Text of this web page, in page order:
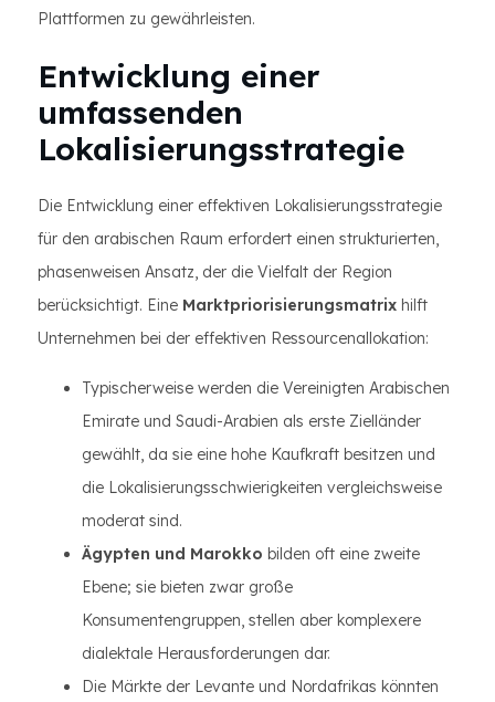
Plattformen zu gewährleisten.
Entwicklung einer
umfassenden
Lokalisierungsstrategie
Die Entwicklung einer effektiven Lokalisierungsstrategie
für den arabischen Raum erfordert einen strukturierten,
phasenweisen Ansatz, der die Vielfalt der Region
berücksichtigt. Eine Marktpriorisierungsmatrix hilft
Unternehmen bei der effektiven Ressourcenallokation:
Typischerweise werden die Vereinigten Arabischen
Emirate und Saudi-Arabien als erste Zielländer
gewählt, da sie eine hohe Kaufkraft besitzen und
die Lokalisierungsschwierigkeiten vergleichsweise
moderat sind.
Ägypten und Marokko bilden oft eine zweite
Ebene; sie bieten zwar große
Konsumentengruppen, stellen aber komplexere
dialektale Herausforderungen dar.
Die Märkte der Levante und Nordafrikas könnten